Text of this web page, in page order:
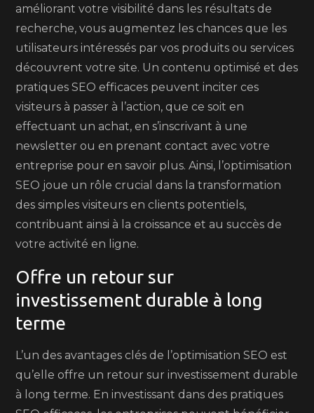
améliorant votre visibilité dans les résultats de
recherche, vous augmentez les chances que les
utilisateurs intéressés par vos produits ou services
découvrent votre site. Un contenu optimisé et des
pratiques SEO efficaces peuvent inciter ces
visiteurs à passer à l’action, que ce soit en
effectuant un achat, en s’inscrivant à une
newsletter ou en prenant contact avec votre
entreprise pour en savoir plus. Ainsi, l’optimisation
SEO joue un rôle crucial dans la transformation
des simples visiteurs en clients potentiels,
contribuant ainsi à la croissance et au succès de
votre activité en ligne.
Offre un retour sur
investissement durable à long
terme
L’un des avantages clés de l’optimisation SEO est
qu’elle offre un retour sur investissement durable
à long terme. En investissant dans des pratiques